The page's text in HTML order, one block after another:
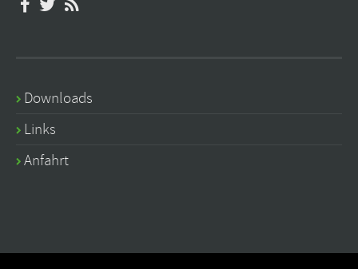
Downloads
Links
Anfahrt